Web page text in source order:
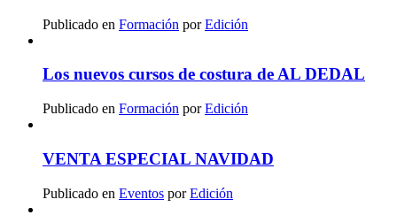
Publicado en Formación porEdición
Los nuevos cursos de costura de AL DEDAL
Publicado en Formación porEdición
VENTA ESPECIAL NAVIDAD
Publicado en Eventos porEdición